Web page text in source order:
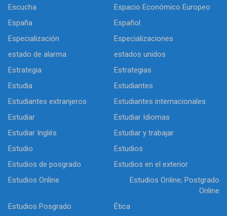
Escucha
Espacio Económico Europeo
España
Español
Especialización
Especializaciones
estado de alarma
estados unidos
Estrategia
Estrategias
Estudia
Estudiantes
Estudiantes extranjeros
Estudiantes internacionales
Estudiar
Estudiar Idiomas
Estudiar Inglés
Estudiar y trabajar
Estudio
Estudios
Estudios de posgrado
Estudios en el exterior
Estudios Online
Estudios Online; Postgrado
Online
Estudios Posgrado
Ética